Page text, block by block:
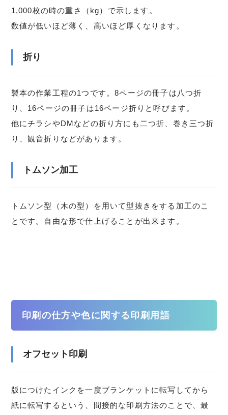
1,000枚の時の重さ（kg）で示します。
数値が低いほど薄く、高いほど厚くなります。
折り
製本の作業工程の1つです。8ページの冊子は八つ折
り、16ページの冊子は16ページ折りと呼びます。
他にチラシやDMなどの折り方にも二つ折、巻き三つ折
り、観音折りなどがあります。
トムソン加工
トムソン型（木の型）を用いて型抜きをする加工のこ
とです。自由な形で仕上げることが出来ます。
印刷の仕方や色に関する印刷用語
オフセット印刷
版につけたインクを一度ブランケットに転写してから
紙に転写するという、間接的な印刷方法のことで、最